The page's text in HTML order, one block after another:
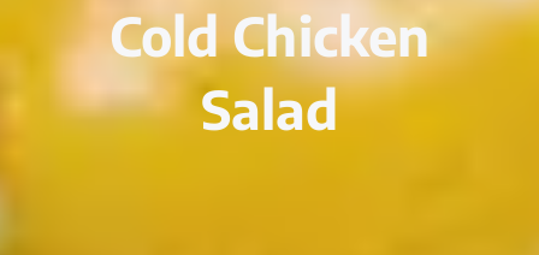
Cold Chicken
Salad